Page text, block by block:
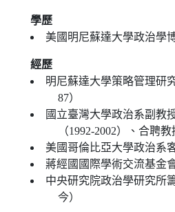
學歷
美國明尼蘇達大學政治學博
經歷
明尼蘇達大學策略管理研
87）
國立臺灣大學政治系副教
（1992-2002）、合聘教
美國哥倫比亞大學政治系
蔣經國國際學術交流基金
中央研究院政治學研究所
今）